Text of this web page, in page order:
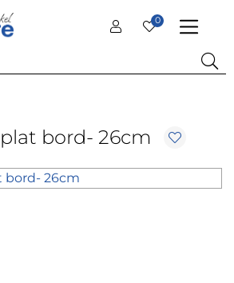
0
bord- 26cm